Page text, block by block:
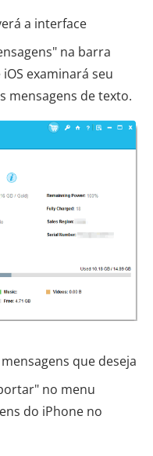
a interface
na barra
examinará seu
mensagens de texto.
que deseja
no menu
do iPhone no